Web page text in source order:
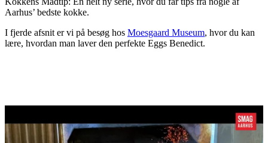
Aarhus’ bedste kokke.
I fjerde afsnit er vi på besøg hos Moesgaard Museum, hvor du kan
lære, hvordan man laver den perfekte Eggs Benedict.